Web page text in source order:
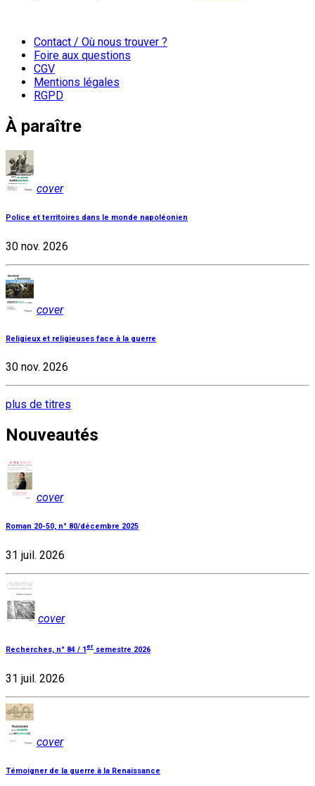
Contact / Où nous trouver ?
Foire aux questions
CGV
Mentions légales
RGPD
À paraître
cover
Police et territoires dans le monde napoléonien
30 nov. 2026
cover
Religieux et religieuses face à la guerre
30 nov. 2026
plus de titres
Nouveautés
cover
Roman 20-50, n° 80/décembre 2025
31 juil. 2026
cover
Recherches, n° 84 / 1er semestre 2026
31 juil. 2026
cover
Témoigner de la guerre à la Renaissance